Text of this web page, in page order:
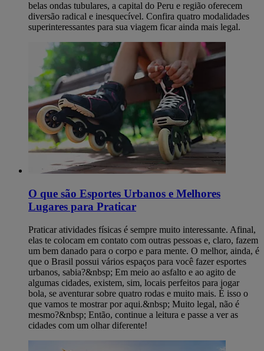
belas ondas tubulares, a capital do Peru e região oferecem
diversão radical e inesquecível. Confira quatro modalidades
superinteressantes para sua viagem ficar ainda mais legal.
O que são Esportes Urbanos e Melhores
Lugares para Praticar
Praticar atividades físicas é sempre muito interessante. Afinal,
elas te colocam em contato com outras pessoas e, claro, fazem
um bem danado para o corpo e para mente. O melhor, ainda, é
que o Brasil possui vários espaços para você fazer esportes
urbanos, sabia?&nbsp; Em meio ao asfalto e ao agito de
algumas cidades, existem, sim, locais perfeitos para jogar
bola, se aventurar sobre quatro rodas e muito mais. É isso o
que vamos te mostrar por aqui.&nbsp; Muito legal, não é
mesmo?&nbsp; Então, continue a leitura e passe a ver as
cidades com um olhar diferente!